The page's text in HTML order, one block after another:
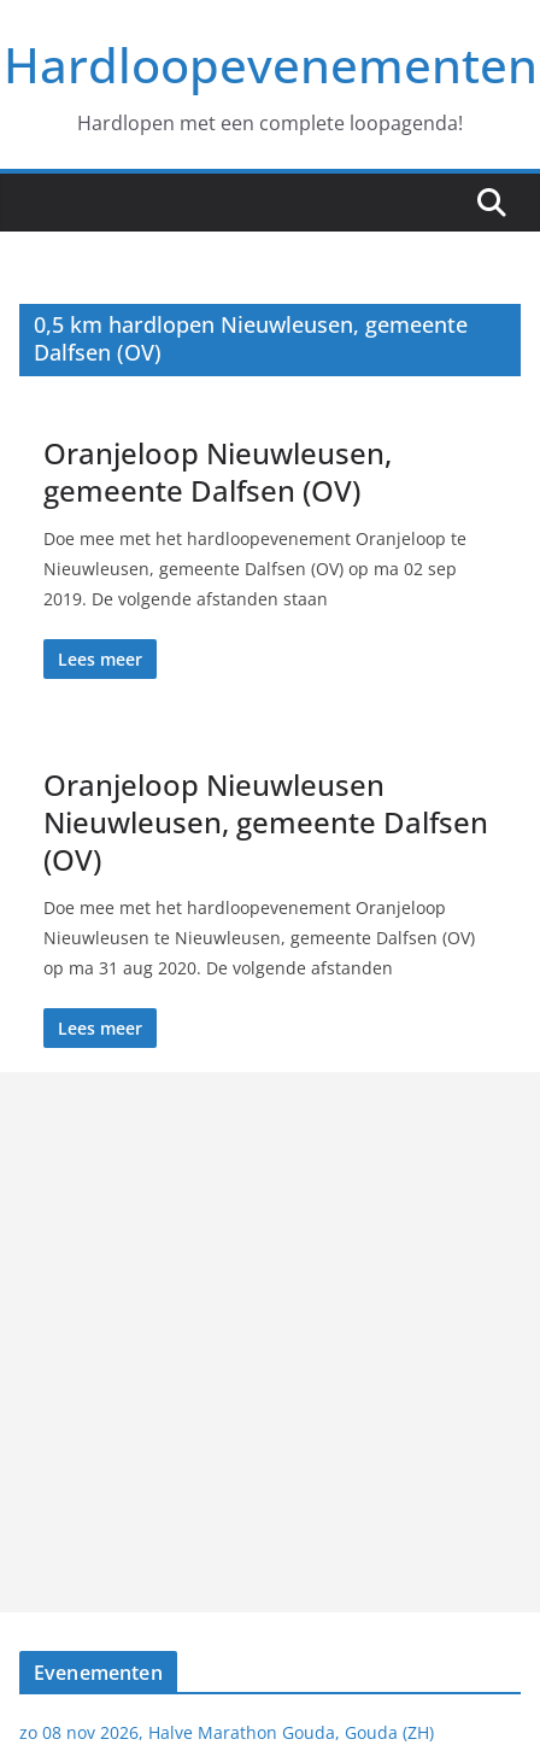
naar
deHardloopevenementen
Hardlopen met een complete loopagenda!
0,5 km hardlopen Nieuwleusen, gemeente
Dalfsen (OV)
Oranjeloop Nieuwleusen,
gemeente Dalfsen (OV)
Doe mee met het hardloopevenement Oranjeloop te
Nieuwleusen, gemeente Dalfsen (OV) op ma 02 sep
2019. De volgende afstanden staan
Lees meer
Oranjeloop Nieuwleusen
Nieuwleusen, gemeente Dalfsen
(OV)
Doe mee met het hardloopevenement Oranjeloop
Nieuwleusen te Nieuwleusen, gemeente Dalfsen (OV)
op ma 31 aug 2020. De volgende afstanden
Lees meer
Evenementen
zo 08 nov 2026, Halve Marathon Gouda, Gouda (ZH)